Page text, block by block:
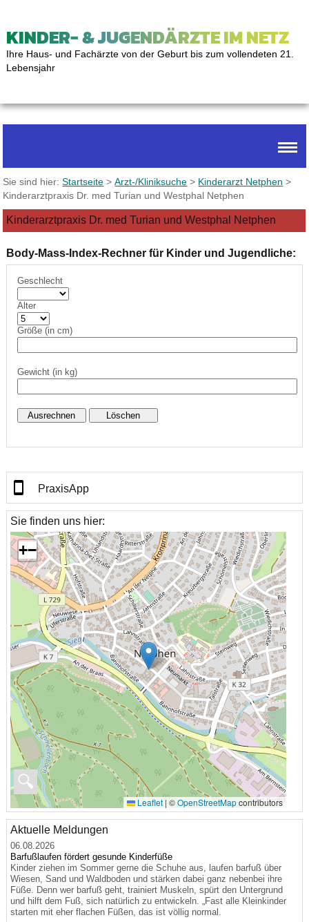
KINDER- & JUGENDÄRZTE IM NETZ
Ihre Haus- und Fachärzte von der Geburt bis zum vollendeten 21.
Lebensjahr
Sie sind hier:Startseite >Arzt-/Kliniksuche > Kinderarzt Netphen >
Kinderarztpraxis Dr. med Turian und Westphal Netphen
Kinderarztpraxis Dr. med Turian und Westphal Netphen
Body-Mass-Index-Rechner für Kinder und Jugendliche:
Geschlecht
Alter
Größe (in cm)
Gewicht (in kg)
PraxisApp
Sie finden uns hier:
🔍
+−
Leaflet | ©OpenStreetMapcontributors
Aktuelle Meldungen
06.08.2026
Barfußlaufen fördert gesunde Kinderfüße
Kinder ziehen im Sommer gerne die Schuhe aus, laufen barfuß über
Wiesen, Sand und Waldboden und stärken dabei ganz nebenbei ihre
Füße. Denn wer barfuß geht, trainiert Muskeln, spürt den Untergrund
und hilft dem Fuß, sich natürlich zu entwickeln. „Fast alle Kleinkinder
starten mit eher flachen Füßen, das ist völlig normal.